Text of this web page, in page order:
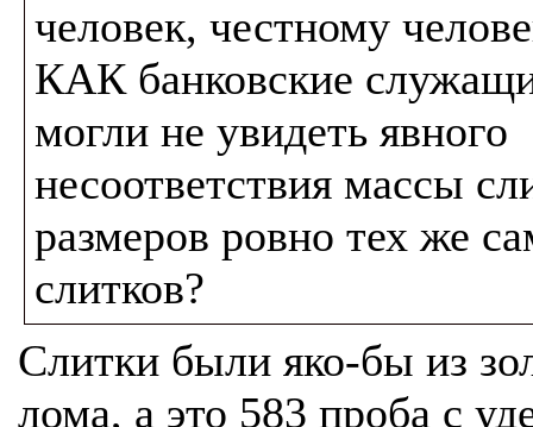
человек, честному
КАК банковские
могли не увидеть явного
несоответствия массы
размеров ровно тех же
слитков?
Слитки были яко-бы из
лома, а это 583 проба с